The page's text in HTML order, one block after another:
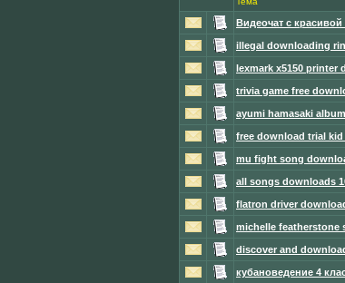
Видеочат с
illegal downloading
lexmark x5150 printer
trivia game free
ayumi hamasaki
free download trial kid
mu fight song
all songs downloads
flatron driver
michelle featherstone
discover and
кубановедение 4